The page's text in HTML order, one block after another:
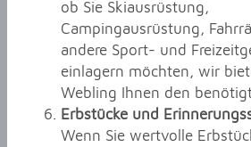
ob Sie Skiausrüstung,
Campingausrüstung,
andere Sport- und
einlagern möchten, wir
Webling Ihnen den
Erbstücke und
Wenn Sie wertvolle